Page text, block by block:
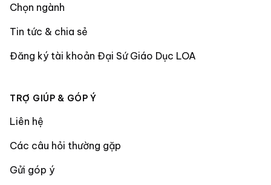
Chọn ngành
Tin tức & chia sẻ
Đăng ký tài khoản Đại Sứ Giáo Dục LOA
TRỢ GIÚP & GÓP Ý
Liên hệ
Các câu hỏi thường gặp
Gửi góp ý